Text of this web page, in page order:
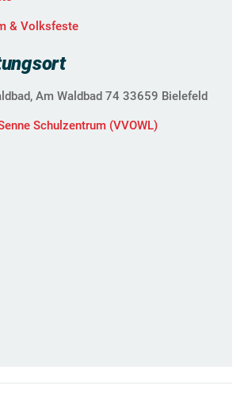
& Volksfeste
Am Waldbad 74 33659 Bielefeld
Schulzentrum (VVOWL)